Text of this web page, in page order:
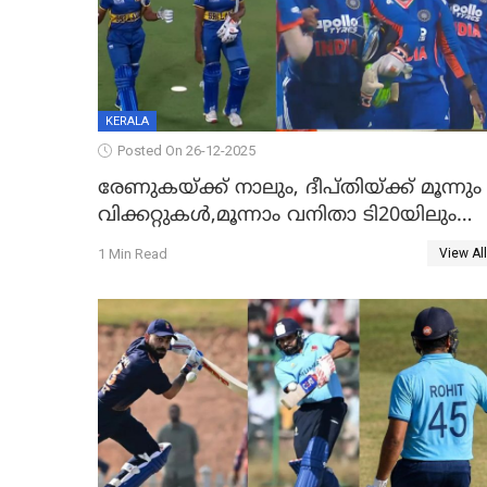
KERALA
Posted On 26-12-2025
രേണുകയ്ക്ക് നാലും, ദീപ്തിയ്ക്ക് മൂന്നും
വിക്കറ്റുകൾ,മൂന്നാം വനിതാ ടി20യിലും
ശ്രീലങ്കയ്ക്ക് ബാറ്റിംഗ് തകര്‍ച്ച; ഇന്ത്യയ്ക്ക്
1 Min Read View All